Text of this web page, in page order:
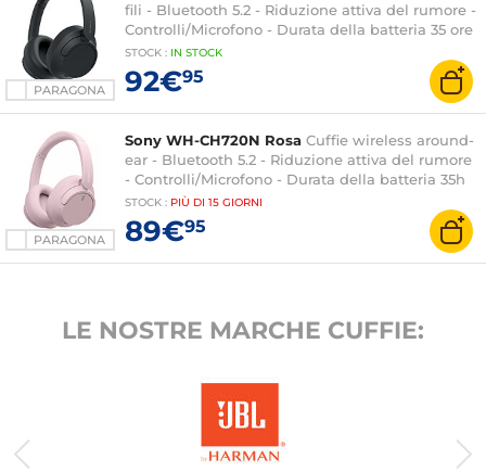
PARAGONA
fili - Bluetooth 5.2 - Riduzione attiva del rumore -
Controlli/Microfono - Durata della batteria 35 ore
STOCK : IN STOCK
92€95
PARAGONA
Sony WH-CH720N Rosa Cuffie wireless around-
ear - Bluetooth 5.2 - Riduzione attiva del rumore
- Controlli/Microfono - Durata della batteria 35h
STOCK : PIÙ DI 15 GIORNI
89€95
LE NOSTRE MARCHE CUFFIE: